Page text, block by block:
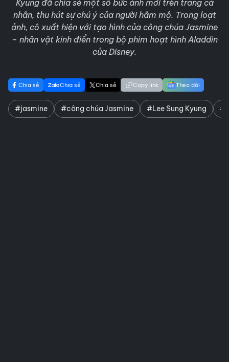
Kyung đã chia sẻ một số bức ảnh mới trên trang cá
nhân, thu hút sự chú ý của người hâm mộ. Trong loạt
ảnh, cô xuất hiện với tạo hình của công chúa Jasmine
– nhân vật kinh điển trong bộ phim hoạt hình Aladdin
của Disney.
Chia sẻ Chia sẻ Chia sẻ Copy link Theo dõi
#jasmine #công chúa Jasmine #Lee Sung Kyung